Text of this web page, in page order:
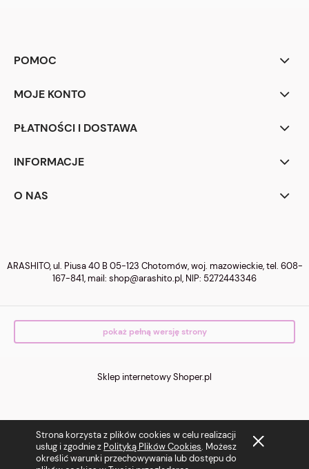
Strona korzysta z plików cookies w celu realizacji
usług i zgodnie z Polityką Plików Cookies. Możesz
określić warunki przechowywania lub dostępu do
POMOC
MOJE KONTO
PŁATNOŚCI I DOSTAWA
INFORMACJE
O NAS
ARASHITO, ul. Piusa 40 B 05-123 Chotomów, woj. mazowieckie, tel. 608-
167-841, mail: shop@arashito.pl, NIP: 5272443346
pokaż pełną wersję strony
Sklep internetowy Shoper.pl